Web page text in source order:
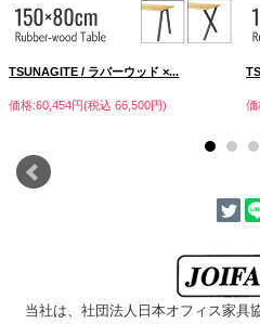
ートの４種類からお選びいただけま
す。
TSUNAGITE / ラバーウッド ×...
価格:60,454円(税込 66,500円) 価
当社は、社団法人日本オフィス家具